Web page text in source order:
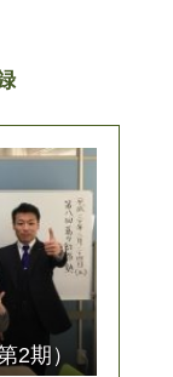
2期）